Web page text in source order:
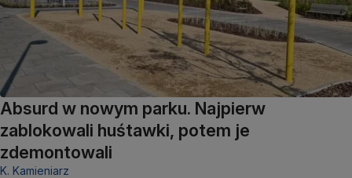
Absurd w nowym parku. Najpierw
zablokowali huśtawki, potem je
zdemontowali
K. Kamieniarz